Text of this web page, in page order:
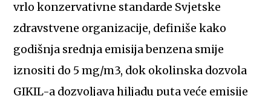
vrlo konzervativne standarde Svjetske
zdravstvene organizacije, definiše kako
godišnja srednja emisija benzena smije
iznositi do 5 mg/m3, dok okolinska dozvola
GIKIL-a dozvoljava hiljadu puta veće emisije